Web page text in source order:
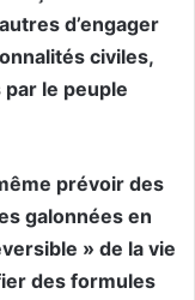
d’engager
civiles,
le peuple
prévoir des
galonnées en
» de la vie
des formules